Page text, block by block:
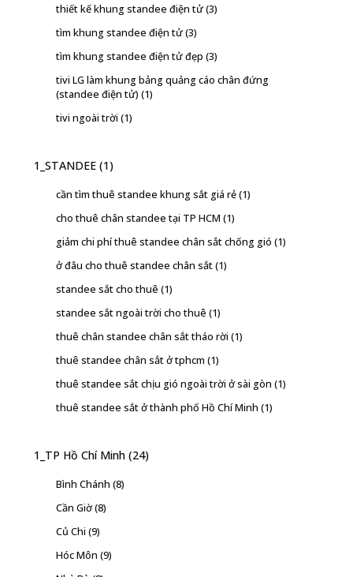
thiết kế khung standee điện tử(3)
tìm khung standee điện tử(3)
tìm khung standee điện tử đẹp (3)
tivi LG làm khung bảng quảng cáo chân đứng
(standee điện tử) (1)
tivi ngoài trời (1)
1_STANDEE (1)
cần tìm thuê standee khung sắt giá rẻ(1)
cho thuê chân standee tại TP HCM (1)
giảm chi phí thuê standee chân sắt chống gió (1)
ở đâu cho thuê standee chân sắt(1)
standee sắt cho thuê (1)
standee sắt ngoài trời cho thuê (1)
thuê chân standee chân sắt tháo rời (1)
thuê standee chân sắt ở tphcm (1)
thuê standee sắt chịu gió ngoài trời ở sài gòn (1)
thuê standee sắt ở thành phố Hồ Chí Minh (1)
1_TP Hồ Chí Minh (24)
Bình Chánh (8)
Cần Giờ(8)
Củ Chi (9)
Hóc Môn (9)